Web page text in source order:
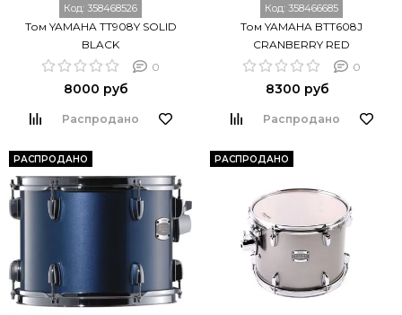
Код: 358468526
Том YAMAHA TT908Y SOLID
BLACK
0
8000 руб
Распродано
Код: 358466685
Том YAMAHA BTT608J
CRANBERRY RED
0
8300 руб
Распродано
РАСПРОДАНО РАСПРОДАНО